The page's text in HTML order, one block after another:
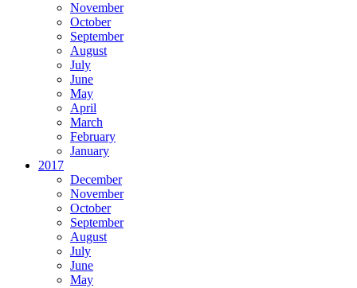
November
October
September
August
July
June
May
April
March
February
January
2017
December
November
October
September
August
July
June
May